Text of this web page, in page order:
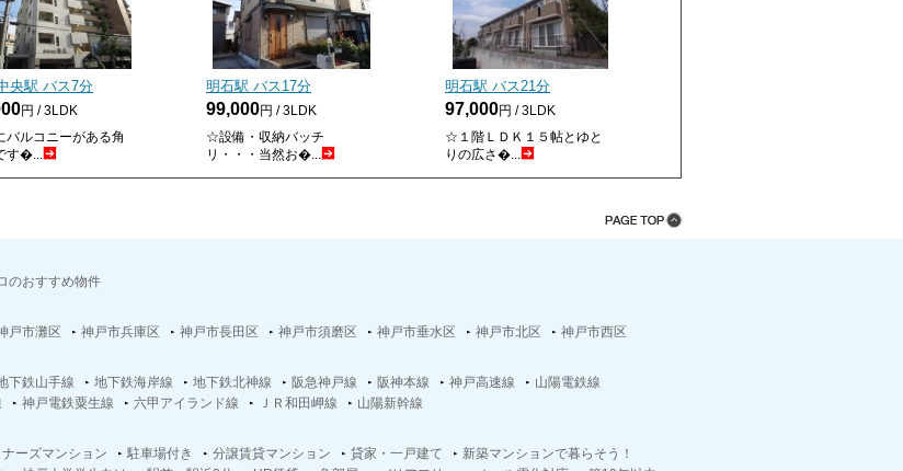
央駅 バス7分
円 / 3LDK
バルコニーがある角
す�...
明石駅 バス17分
99,000円 / 3LDK
☆設備・収納バッチ
リ・・・当然お�...
明石駅 バス21分
97,000円 / 3LDK
☆１階ＬＤＫ１５帖とゆと
りの広さ�...
のおすすめ物件
戸市灘区 神戸市兵庫区 神戸市長田区 神戸市須磨区 神戸市垂水区 神戸市北区
神戸市西区
下鉄山手線 地下鉄海岸線 地下鉄北神線 阪急神戸線 阪神本線 神戸高速線
山陽電鉄線
神戸電鉄粟生線 六甲アイランド線 ＪＲ和田岬線
山陽新幹線
ーズマンション 駐車場付き 分譲賃貸マンション 貸家・一戸建て
新築マンションで暮らそう！